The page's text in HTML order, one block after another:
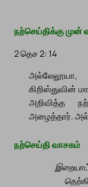
நற்செய்திக்கு
2 தெச 2: 14
கிறிஸ்துவின்
அறிவித்த
அழைத்தார்.
நற்செய்தி வாசகம்